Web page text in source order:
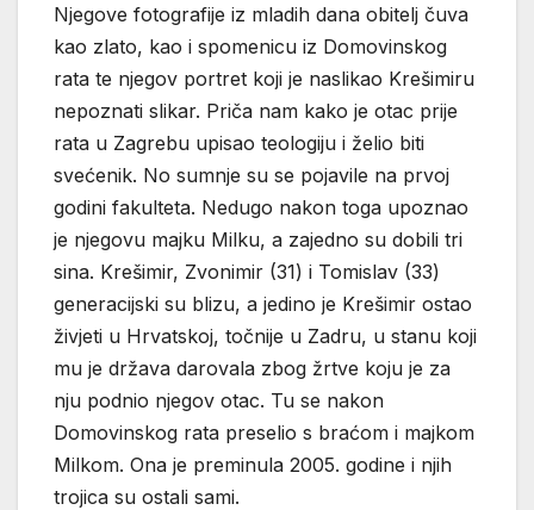
Njegove fotografije iz mladih dana obitelj čuva
kao zlato, kao i spomenicu iz Domovinskog
rata te njegov portret koji je naslikao Krešimiru
nepoznati slikar. Priča nam kako je otac prije
rata u Zagrebu upisao teologiju i želio biti
svećenik. No sumnje su se pojavile na prvoj
godini fakulteta. Nedugo nakon toga upoznao
je njegovu majku Milku, a zajedno su dobili tri
sina. Krešimir, Zvonimir (31) i Tomislav (33)
generacijski su blizu, a jedino je Krešimir ostao
živjeti u Hrvatskoj, točnije u Zadru, u stanu koji
mu je država darovala zbog žrtve koju je za
nju podnio njegov otac. Tu se nakon
Domovinskog rata preselio s braćom i majkom
Milkom. Ona je preminula 2005. godine i njih
trojica su ostali sami.